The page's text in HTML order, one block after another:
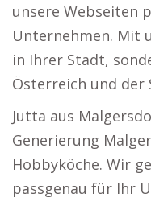
unsere Webseiten
Unternehmen. Mit
in Ihrer Stadt,
Österreich und der
Jutta aus
Generierung
Hobbyköche. Wir
passgenau für Ihr